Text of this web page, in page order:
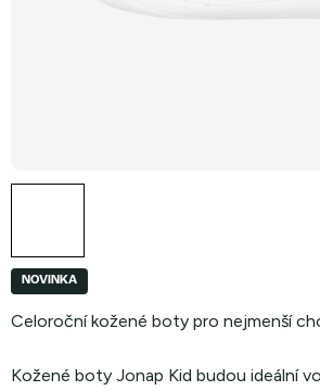
NOVINKA
Celoroční kožené boty pro nejmenší
Kožené boty Jonap Kid budou ideální